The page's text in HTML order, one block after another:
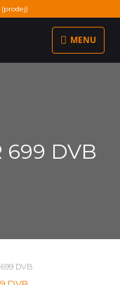
(prodej)
MENU
699 DVB
DVB